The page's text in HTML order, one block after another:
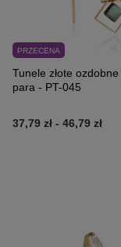
PRZECENA
Tunele złote ozdobne
para - PT-045
37,79 zł - 46,79 zł